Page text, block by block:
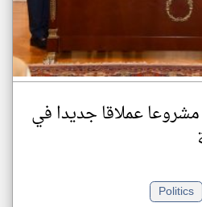
عملاقا جديدا في
Politics